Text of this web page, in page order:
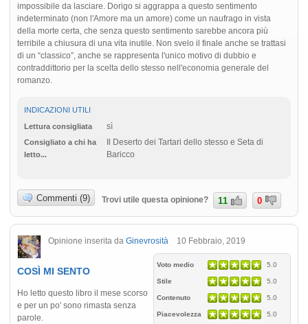
impossibile da lasciare. Dorigo si aggrappa a questo sentimento
indeterminato (non l'Amore ma un amore) come un naufrago in vista
della morte certa, che senza questo sentimento sarebbe ancora più
terribile a chiusura di una vita inutile. Non svelo il finale anche se trattasi
di un “classico”, anche se rappresenta l'unico motivo di dubbio e
contraddittorio per la scelta dello stesso nell'economia generale del
romanzo.
INDICAZIONI UTILI
Lettura consigliata
sì
Consigliato a chi ha
letto...
Il Deserto dei Tartari dello stesso e Seta di
Baricco
Commenti (9) Trovi utile questa opinione? 11 0
Opinione inserita da Ginevrosità 10 Febbraio, 2019
Voto medio 5.0
Stile 5.0
Contenuto 5.0
Piacevolezza 5.0
COSÌ MI SENTO
Ho letto questo libro il mese scorso
e per un po' sono rimasta senza
parole.